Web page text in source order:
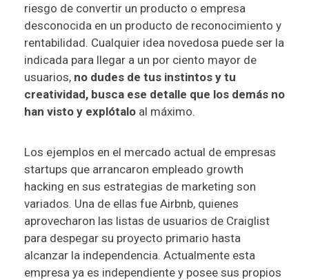
riesgo de convertir un producto o empresa
desconocida en un producto de reconocimiento y
rentabilidad. Cualquier idea novedosa puede ser la
indicada para llegar a un por ciento mayor de
usuarios, no dudes de tus instintos y tu
creatividad, busca ese detalle que los demás no
han visto y explótalo al máximo.
Los ejemplos en el mercado actual de empresas
startups que arrancaron empleado growth
hacking en sus estrategias de marketing son
variados. Una de ellas fue Airbnb, quienes
aprovecharon las listas de usuarios de Craiglist
para despegar su proyecto primario hasta
alcanzar la independencia. Actualmente esta
empresa ya es independiente y posee sus propios